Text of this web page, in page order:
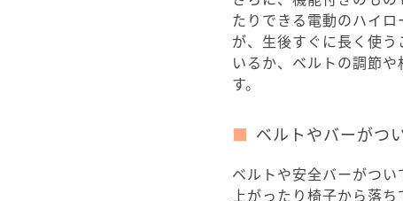
たりできる電動のハイ
が、生後すぐに長く使
いるか、ベルトの調節
す。
ベルトやバーがつ
ベルトや安全バーがつ
上がったり椅子から落